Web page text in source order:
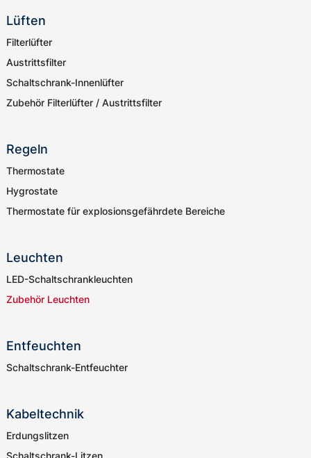
Lüften
Filterlüfter
Austrittsfilter
Schaltschrank-Innenlüfter
Zubehör Filterlüfter / Austrittsfilter
Regeln
Thermostate
Hygrostate
Thermostate für explosionsgefährdete Bereiche
Leuchten
LED-Schaltschrankleuchten
Zubehör Leuchten
Entfeuchten
Schaltschrank-Entfeuchter
Kabeltechnik
Erdungslitzen